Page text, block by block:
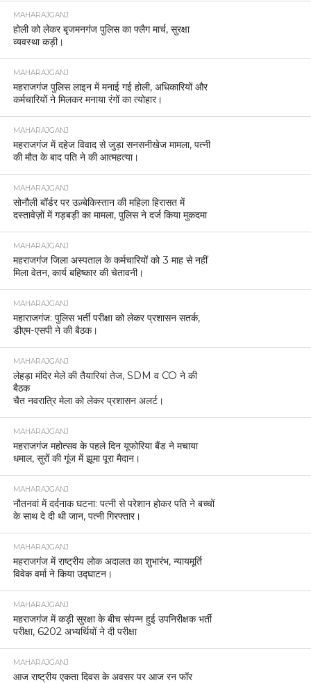
MAHARAJGANJ
होली को लेकर बृजमनगंज पुलिस का फ्लैग मार्च, सुरक्षा
व्यवस्था कड़ी।
MAHARAJGANJ
महराजगंज पुलिस लाइन में मनाई गई होली, अधिकारियों और
कर्मचारियों ने मिलकर मनाया रंगों का त्योहार।
MAHARAJGANJ
महराजगंज में दहेज विवाद से जुड़ा सनसनीखेज मामला, पत्नी
की मौत के बाद पति ने की आत्महत्या।
MAHARAJGANJ
सोनौली बॉर्डर पर उज़्बेकिस्तान की महिला हिरासत में
दस्तावेज़ों में गड़बड़ी का मामला, पुलिस ने दर्ज किया मुकदमा
MAHARAJGANJ
महराजगंज जिला अस्पताल के कर्मचारियों को 3 माह से नहीं
मिला वेतन, कार्य बहिष्कार की चेतावनी।
MAHARAJGANJ
महाराजगंज: पुलिस भर्ती परीक्षा को लेकर प्रशासन सतर्क,
डीएम-एसपी ने की बैठक।
MAHARAJGANJ
लेहड़ा मंदिर मेले की तैयारियां तेज, SDM व CO ने की
बैठक
चैत नवरात्रि मेला को लेकर प्रशासन अलर्ट।
MAHARAJGANJ
महराजगंज महोत्सव के पहले दिन यूफोरिया बैंड ने मचाया
धमाल, सुरों की गूंज में झूमा पूरा मैदान।
MAHARAJGANJ
नौतनवां में दर्दनाक घटना: पत्नी से परेशान होकर पति ने बच्चों
के साथ दे दी थी जान, पत्नी गिरफ्तार।
MAHARAJGANJ
महराजगंज में राष्ट्रीय लोक अदालत का शुभारंभ, न्यायमूर्ति
विवेक वर्मा ने किया उद्घाटन।
MAHARAJGANJ
महराजगंज में कड़ी सुरक्षा के बीच संपन्न हुई उपनिरीक्षक भर्ती
परीक्षा, 6202 अभ्यर्थियों ने दी परीक्षा
MAHARAJGANJ
आज राष्ट्रीय एकता दिवस के अवसर पर आज रन फॉर